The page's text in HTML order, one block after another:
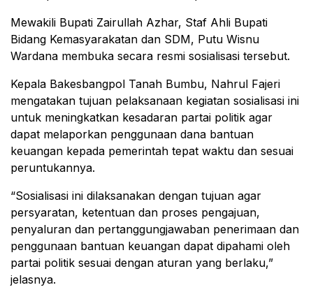
Mewakili Bupati Zairullah Azhar, Staf Ahli Bupati
Bidang Kemasyarakatan dan SDM, Putu Wisnu
Wardana membuka secara resmi sosialisasi tersebut.
Kepala Bakesbangpol Tanah Bumbu, Nahrul Fajeri
mengatakan tujuan pelaksanaan kegiatan sosialisasi ini
untuk meningkatkan kesadaran partai politik agar
dapat melaporkan penggunaan dana bantuan
keuangan kepada pemerintah tepat waktu dan sesuai
peruntukannya.
“Sosialisasi ini dilaksanakan dengan tujuan agar
persyaratan, ketentuan dan proses pengajuan,
penyaluran dan pertanggungjawaban penerimaan dan
penggunaan bantuan keuangan dapat dipahami oleh
partai politik sesuai dengan aturan yang berlaku,”
jelasnya.